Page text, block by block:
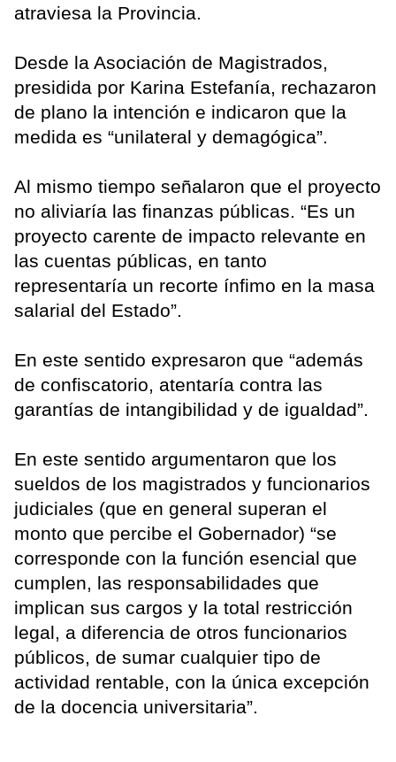
atraviesa la Provincia.
Desde la Asociación de Magistrados,
presidida por Karina Estefanía, rechazaron
de plano la intención e indicaron que la
medida es “unilateral y demagógica”.
Al mismo tiempo señalaron que el proyecto
no aliviaría las finanzas públicas. “Es un
proyecto carente de impacto relevante en
las cuentas públicas, en tanto
representaría un recorte ínfimo en la masa
salarial del Estado”.
En este sentido expresaron que “además
de confiscatorio, atentaría contra las
garantías de intangibilidad y de igualdad”.
En este sentido argumentaron que los
sueldos de los magistrados y funcionarios
judiciales (que en general superan el
monto que percibe el Gobernador) “se
corresponde con la función esencial que
cumplen, las responsabilidades que
implican sus cargos y la total restricción
legal, a diferencia de otros funcionarios
públicos, de sumar cualquier tipo de
actividad rentable, con la única excepción
de la docencia universitaria”.